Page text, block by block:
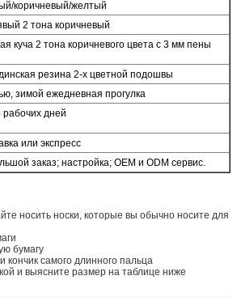
коричневый/желтый
2 тона коричневый
куча 2 тона коричневого цвета с 3 мм пены
резина 2-х цветной подошвы
зимой ежедневная прогулка
рабочих дней
или экспресс
заказ; настройка; OEM и ODM сервис.
носить носки, которые вы обычно носите для
бумагу
кончик самого длинного пальца
и выясните размер на таблице ниже